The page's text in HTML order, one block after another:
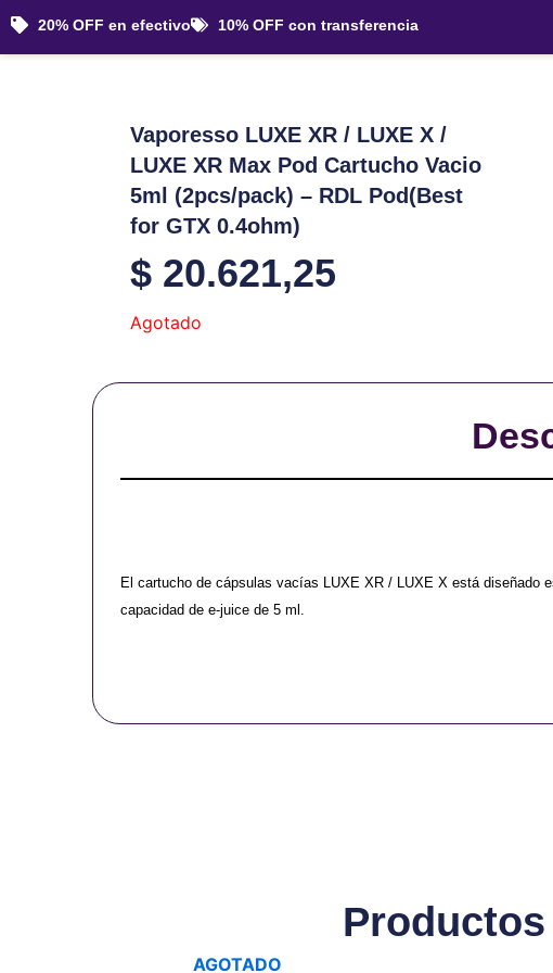
20% OFF en efectivo 10% OFF con transferencia
Vaporesso LUXE XR / LUXE X /
LUXE XR Max Pod Cartucho Vacio
5ml (2pcs/pack) – RDL Pod(Best
for GTX 0.4ohm)
$ 20.621,25
Agotado
El cartucho de cápsulas vacías LUXE XR / LUXE X está diseñado
capacidad de e-juice de 5 ml.
AGOTADO